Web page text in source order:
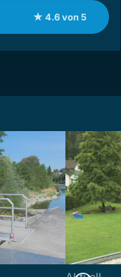
★ 4.6 von 5